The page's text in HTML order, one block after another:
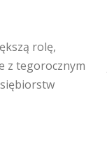
rolę,
z tegorocznym